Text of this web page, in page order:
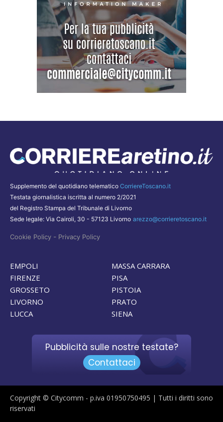
Supplemento del quotidiano telematico CorriereToscano.it
Testata giornalistica iscritta al numero 2/2021
del Registro Stampa del Tribunale di Livorno
Sede legale: Via Cairoli, 30 - 57123 Livorno arezzo@corrieretoscano.it
Cookie Policy - Privacy Policy
EMPOLI
FIRENZE
GROSSETO
LIVORNO
LUCCA
MASSA CARRARA
PISA
PISTOIA
PRATO
SIENA
Pubblicità sulle nostre testate?
Contattaci
Copyright © Citycomm - p.iva 01950750495 | Tutti i diritti sono
riservati